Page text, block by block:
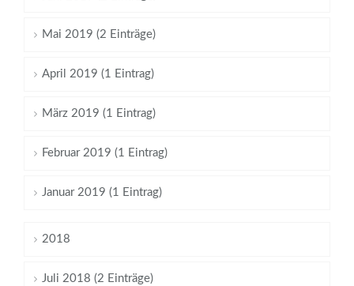
Mai 2019 (2 Einträge)
April 2019 (1 Eintrag)
März 2019 (1 Eintrag)
Februar 2019 (1 Eintrag)
Januar 2019 (1 Eintrag)
2018
Juli 2018 (2 Einträge)